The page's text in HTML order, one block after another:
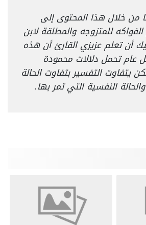
من خلال هذا المحتوى إلى
للمتزوجه والمطلقة لابن
أن تعلم عزيزي القارئ أن هذه
عام تحمل دلالات محمودة
يتفاوت التفسير بتفاوت الحالة
النفسية التي تمر بها.